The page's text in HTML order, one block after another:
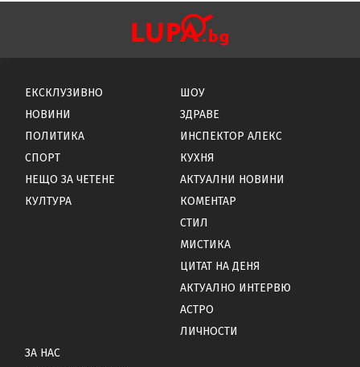
ЕКСКЛУЗИВНО
НОВИНИ
ПОЛИТИКА
СПОРТ
НЕЩО ЗА ЧЕТЕНЕ
КУЛТУРА
ШОУ
ЗДРАВЕ
ИНСПЕКТОР АЛЕКС
КУХНЯ
АКТУАЛНИ НОВИНИ
КОМЕНТАР
СТИЛ
МИСТИКА
ЦИТАТ НА ДЕНЯ
АКТУАЛНО ИНТЕРВЮ
АСТРО
ЛИЧНОСТИ
ЗА НАС